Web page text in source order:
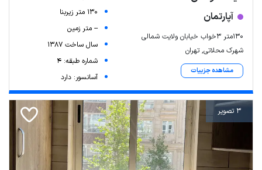
آپارتمان
130متر 3خواب خیابان ولایت شمالی
شهرک محلاتی, تهران
مشاهده جزییات
130 متر زیربنا
-- متر زمین
سال ساخت 1387
شماره طبقه: 4
آسانسور: دارد
3 تصویر